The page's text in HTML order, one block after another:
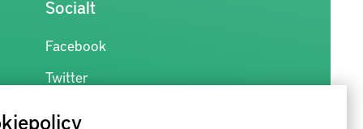
Socialt
Facebook
Twitter